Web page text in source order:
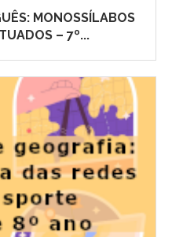
MONOSSÍLABOS
– 7º...